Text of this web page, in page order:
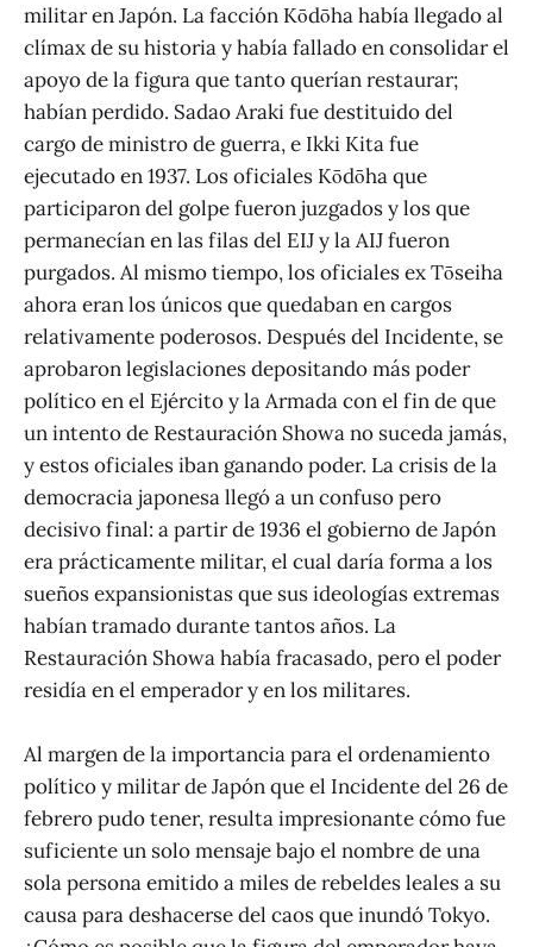
militar en Japón. La facción Kōdōha había llegado al
clímax de su historia y había fallado en consolidar el
apoyo de la figura que tanto querían restaurar;
habían perdido. Sadao Araki fue destituido del
cargo de ministro de guerra, e Ikki Kita fue
ejecutado en 1937. Los oficiales Kōdōha que
participaron del golpe fueron juzgados y los que
permanecían en las filas del EIJ y la AIJ fueron
purgados. Al mismo tiempo, los oficiales ex Tōseiha
ahora eran los únicos que quedaban en cargos
relativamente poderosos. Después del Incidente, se
aprobaron legislaciones depositando más poder
político en el Ejército y la Armada con el fin de que
un intento de Restauración Showa no suceda jamás,
y estos oficiales iban ganando poder. La crisis de la
democracia japonesa llegó a un confuso pero
decisivo final: a partir de 1936 el gobierno de Japón
era prácticamente militar, el cual daría forma a los
sueños expansionistas que sus ideologías extremas
habían tramado durante tantos años. La
Restauración Showa había fracasado, pero el poder
residía en el emperador y en los militares.
Al margen de la importancia para el ordenamiento
político y militar de Japón que el Incidente del 26 de
febrero pudo tener, resulta impresionante cómo fue
suficiente un solo mensaje bajo el nombre de una
sola persona emitido a miles de rebeldes leales a su
causa para deshacerse del caos que inundó Tokyo.